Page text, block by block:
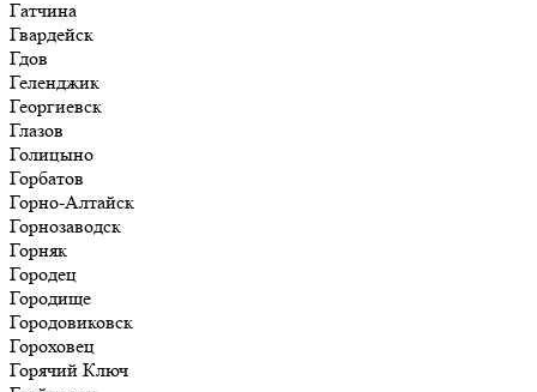
Гатчина
Гвардейск
Гдов
Геленджик
Георгиевск
Глазов
Голицыно
Горбатов
Горно-Алтайск
Горнозаводск
Горняк
Городец
Городище
Городовиковск
Гороховец
Горячий Ключ